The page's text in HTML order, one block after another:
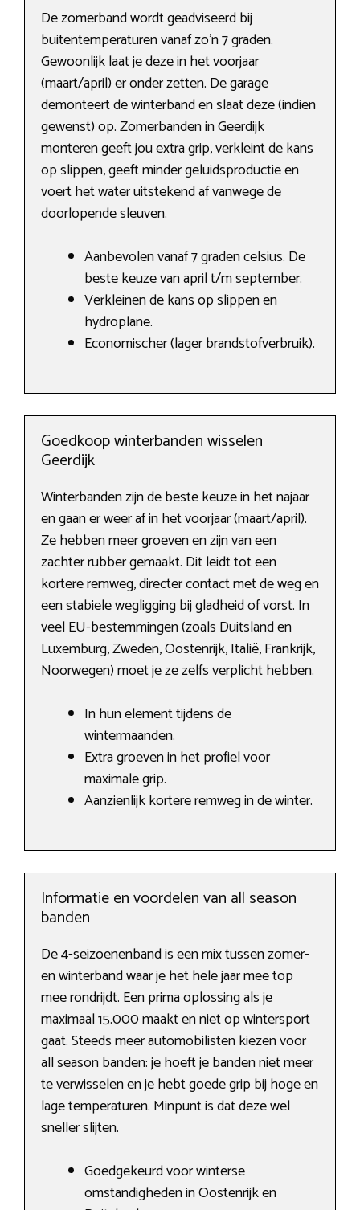
De zomerband wordt geadviseerd bij
buitentemperaturen vanaf zo’n 7 graden.
Gewoonlijk laat je deze in het voorjaar
(maart/april) er onder zetten. De garage
demonteert de winterband en slaat deze (indien
gewenst) op. Zomerbanden in Geerdijk
monteren geeft jou extra grip, verkleint de kans
op slippen, geeft minder geluidsproductie en
voert het water uitstekend af vanwege de
doorlopende sleuven.
Aanbevolen vanaf 7 graden celsius. De
beste keuze van april t/m september.
Verkleinen de kans op slippen en
hydroplane.
Economischer (lager brandstofverbruik).
Goedkoop winterbanden wisselen
Geerdijk
Winterbanden zijn de beste keuze in het najaar
en gaan er weer af in het voorjaar (maart/april).
Ze hebben meer groeven en zijn van een
zachter rubber gemaakt. Dit leidt tot een
kortere remweg, directer contact met de weg en
een stabiele wegligging bij gladheid of vorst. In
veel EU-bestemmingen (zoals Duitsland en
Luxemburg, Zweden, Oostenrijk, Italië, Frankrijk,
Noorwegen) moet je ze zelfs verplicht hebben.
In hun element tijdens de
wintermaanden.
Extra groeven in het profiel voor
maximale grip.
Aanzienlijk kortere remweg in de winter.
Informatie en voordelen van all season
banden
De 4-seizoenenband is een mix tussen zomer-
en winterband waar je het hele jaar mee top
mee rondrijdt. Een prima oplossing als je
maximaal 15.000 maakt en niet op wintersport
gaat. Steeds meer automobilisten kiezen voor
all season banden: je hoeft je banden niet meer
te verwisselen en je hebt goede grip bij hoge en
lage temperaturen. Minpunt is dat deze wel
sneller slijten.
Goedgekeurd voor winterse
omstandigheden in Oostenrijk en